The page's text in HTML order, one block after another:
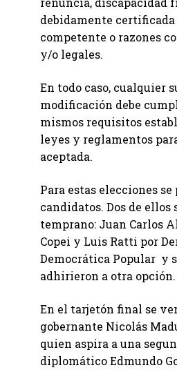
debidamente
competente o razones
y/o legales.
En todo caso, cualquier
modificación debe
mismos requisitos
leyes y reglamentos
aceptada.
Para estas elecciones se
candidatos. Dos de ellos
temprano: Juan Carlos
Copei y Luis Ratti por
Democrática Popular y
adhirieron a otra opción.
En el tarjetón final se
gobernante Nicolás
quien aspira a una
diplomático Edmundo